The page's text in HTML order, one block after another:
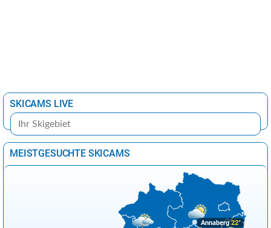
SKICAMS LIVE
MEISTGESUCHTE SKICAMS
Annaberg22°